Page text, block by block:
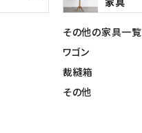
その他の家具一覧
ワゴン
裁縫箱
その他